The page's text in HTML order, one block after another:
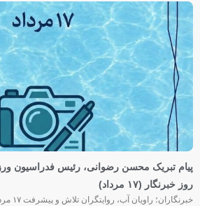
پیام تبریک محسن رضوانی، رئیس فدراسیون
روز خبرنگار (۱۷ مرداد)
خبرنگاران؛